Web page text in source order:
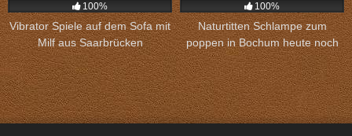
100%
Vibrator Spiele auf dem Sofa mit
Milf aus Saarbrücken
100%
Naturtitten Schlampe zum
poppen in Bochum heute noch
kennenlernen